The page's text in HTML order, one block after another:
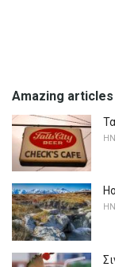
Amazing articles